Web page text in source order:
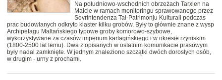
Na południowo-wschodnich obrzeżach Tarxien na
Malcie w ramach monitoringu sprawowanego przez
Sovrintendenza Tal-Patrimonju Kulturali podczas
prac budowlanych odkryto klaster kilku grobów. Były to głównie znane z wysp
Archipelagu Maltańskiego typowe groby komorowo-szybowe,
wykorzystywane za czasów imperium kartagińskiego i w okresie rzymskim
(1800-2500 lat temu). Dwa z opisanych w ostatnim komunikacie prasowym
były nadal zamknięte. W jednym znaleziono szczątki dwóch dorosłych osób,
w drugim - urny z prochami.